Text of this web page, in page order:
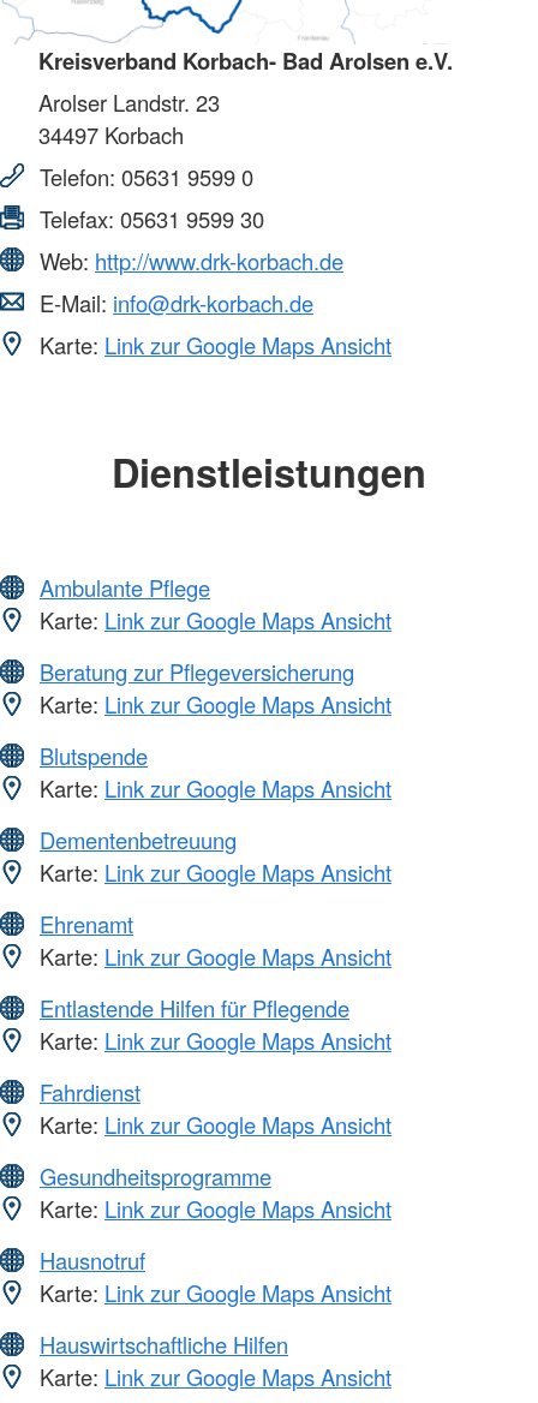
Kreisverband Korbach- Bad Arolsen e.V.
Arolser Landstr. 23
34497 Korbach
Telefon: 05631 9599 0
Telefax: 05631 9599 30
Web: http://www.drk-korbach.de
E-Mail: info@drk-korbach.de
Karte: Link zur Google Maps Ansicht
Dienstleistungen
Ambulante Pflege
Karte: Link zur Google Maps Ansicht
Beratung zur Pflegeversicherung
Karte: Link zur Google Maps Ansicht
Blutspende
Karte: Link zur Google Maps Ansicht
Dementenbetreuung
Karte: Link zur Google Maps Ansicht
Ehrenamt
Karte: Link zur Google Maps Ansicht
Entlastende Hilfen für Pflegende
Karte: Link zur Google Maps Ansicht
Fahrdienst
Karte: Link zur Google Maps Ansicht
Gesundheitsprogramme
Karte: Link zur Google Maps Ansicht
Hausnotruf
Karte: Link zur Google Maps Ansicht
Hauswirtschaftliche Hilfen
Karte: Link zur Google Maps Ansicht